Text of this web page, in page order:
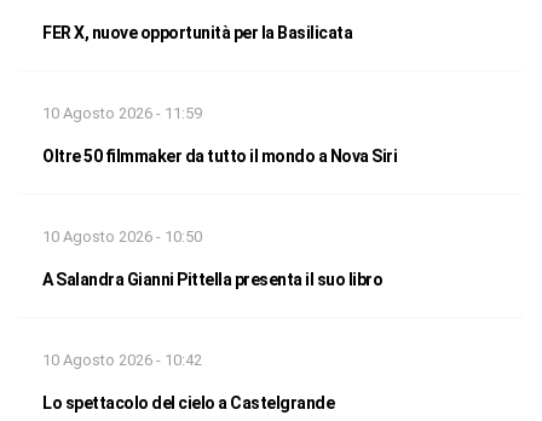
FER X, nuove opportunità per la Basilicata
10 Agosto 2026 - 11:59
Oltre 50 filmmaker da tutto il mondo a Nova Siri
10 Agosto 2026 - 10:50
A Salandra Gianni Pittella presenta il suo libro
10 Agosto 2026 - 10:42
Lo spettacolo del cielo a Castelgrande